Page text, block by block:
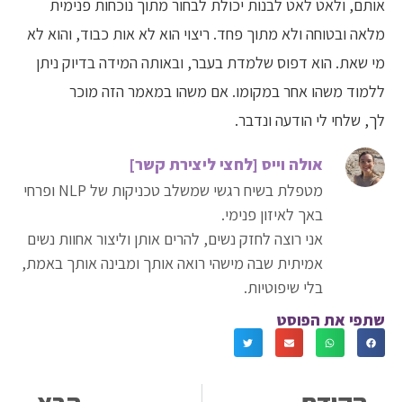
אותם, ולאט לאט לבנות יכולת לבחור מתוך נוכחות פנימית
מלאה ובטוחה ולא מתוך פחד. ריצוי הוא לא אות כבוד, והוא לא
מי שאת. הוא דפוס שלמדת בעבר, ובאותה המידה בדיוק ניתן
ללמוד משהו אחר במקומו. אם משהו במאמר הזה מוכר
לך, שלחי לי הודעה ונדבר.
אולה וייס [לחצי ליצירת קשר]
מטפלת בשיח רגשי שמשלב טכניקות של NLP ופרחי
באך לאיזון פנימי.
אני רוצה לחזק נשים, להרים אותן וליצור אחוות נשים
אמיתית שבה מישהי רואה אותך ומבינה אותך באמת,
בלי שיפוטיות.
שתפי את הפוסט